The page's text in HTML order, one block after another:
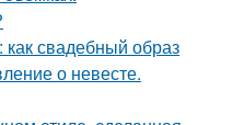
свадебный образ
о невесте.